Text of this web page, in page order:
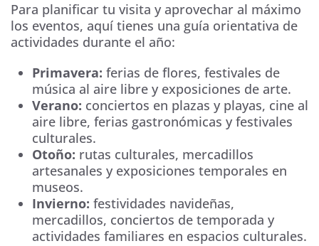
Para planificar tu visita y aprovechar al máximo
los eventos, aquí tienes una guía orientativa de
actividades durante el año:
Primavera: ferias de flores, festivales de
música al aire libre y exposiciones de arte.
Verano: conciertos en plazas y playas, cine al
aire libre, ferias gastronómicas y festivales
culturales.
Otoño: rutas culturales, mercadillos
artesanales y exposiciones temporales en
museos.
Invierno: festividades navideñas,
mercadillos, conciertos de temporada y
actividades familiares en espacios culturales.